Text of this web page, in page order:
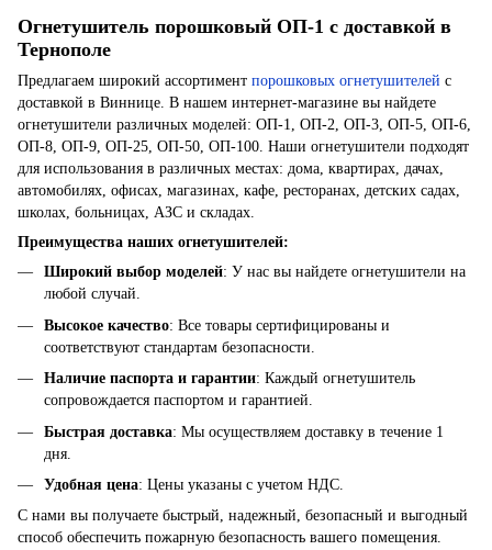
Огнетушитель порошковый ОП-1 с доставкой в
Тернополе
Предлагаем широкий ассортимент порошковых огнетушителей с
доставкой в Виннице. В нашем интернет-магазине вы найдете
огнетушители различных моделей: ОП-1, ОП-2, ОП-3, ОП-5, ОП-6,
ОП-8, ОП-9, ОП-25, ОП-50, ОП-100. Наши огнетушители подходят
для использования в различных местах: дома, квартирах, дачах,
автомобилях, офисах, магазинах, кафе, ресторанах, детских садах,
школах, больницах, АЗС и складах.
Преимущества наших огнетушителей:
Широкий выбор моделей: У нас вы найдете огнетушители на
любой случай.
Высокое качество: Все товары сертифицированы и
соответствуют стандартам безопасности.
Наличие паспорта и гарантии: Каждый огнетушитель
сопровождается паспортом и гарантией.
Быстрая доставка: Мы осуществляем доставку в течение 1
дня.
Удобная цена: Цены указаны с учетом НДС.
С нами вы получаете быстрый, надежный, безопасный и выгодный
способ обеспечить пожарную безопасность вашего помещения.